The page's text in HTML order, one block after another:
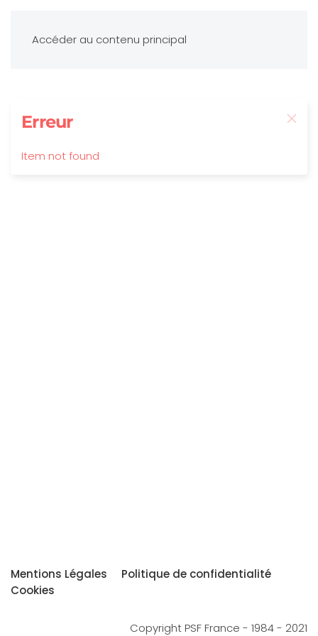
Accéder au contenu principal
Erreur
Item not found
Mentions Légales
Politique de confidentialité
Cookies
Copyright PSF France - 1984 - 2021